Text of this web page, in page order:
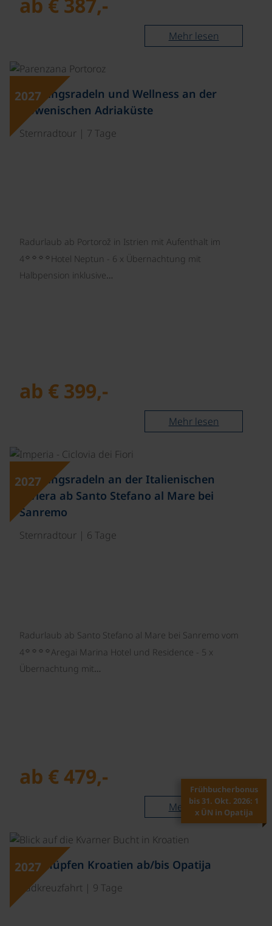
Mehr lesen
2027
Frühlingsradeln und Wellness an der
slowenischen Adriaküste
Sternradtour | 7 Tage
Radurlaub ab Portorož in Istrien mit Aufenthalt im
4 ☼☼☼☼ Hotel Neptun - 6 x Übernachtung mit
Halbpension inklusive…
ab € 399,-
Mehr lesen
2027
Frühlingsradeln an der Italienischen
Riviera ab Santo Stefano al Mare bei
Sanremo
Sternradtour | 6 Tage
Radurlaub ab Santo Stefano al Mare bei Sanremo vom
4 ☼☼☼☼Aregai Marina Hotel und Residence - 5 x
Übernachtung mit…
ab € 479,-
Mehr lesen
2027
Frühbucherbonus
bis 31. Okt. 2026: 1
x ÜN in Opatija
Inselhüpfen Kroatien ab/bis Opatija
Radkreuzfahrt | 9 Tage